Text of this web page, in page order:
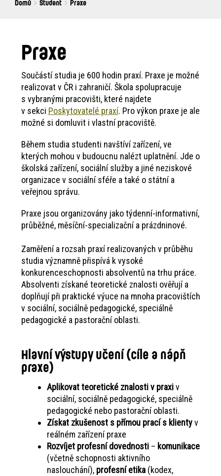
Breadcrumbs
You
Domů Student Praxe
Praxe
Součástí studia je 600 hodin praxí. Praxe je možné
realizovat v ČR i zahraničí. Škola spolupracuje
s vybranými pracovišti, které najdete
v sekci Poskytovatelé praxí. Pro výkon praxe je ale
možné si domluvit i vlastní pracoviště.
Během studia studenti navštíví zařízení, ve
kterých mohou v budoucnu nalézt uplatnění. Jde o
školská zařízení, sociální služby a jiné neziskové
organizace v sociální sféře a také o státní a
veřejnou správu.
Praxe jsou organizovány jako týdenní-informativní,
průběžné, měsíční-specializační a prázdninové.
Zaměření a rozsah praxí realizovaných v průběhu
studia významně přispívá k vysoké
konkurenceschopnosti absolventů na trhu práce.
Absolventi získané teoretické znalosti ověřují a
doplňují při praktické výuce na mnoha pracovištích
v sociální, sociálně pedagogické, speciálně
pedagogické a pastorační oblasti.
Hlavní výstupy učení (cíle a nápň
praxe)
Aplikovat teoretické znalosti v praxiv
sociální, sociálně pedagogické, speciálně
pedagogické nebo pastorační oblasti.
Získat zkušenost s přímou prací s klientyv
reálném zařízení praxe
Rozvíjet profesní dovednosti– komunikace
(včetně schopnosti aktivního
naslouchání), profesní etika(kodex,